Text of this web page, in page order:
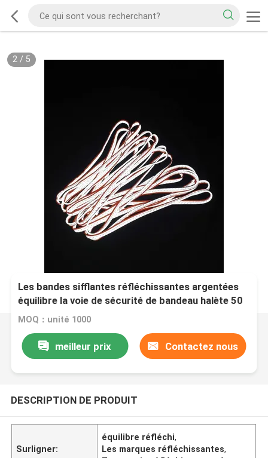
2/ 5
Les bandes sifflantes réfléchissantes argentées
équilibre la voie de sécurité de bandeau halète 50
mètres 100 mètres
MOQ：unité 1000
meilleur prix Contactez nous
DESCRIPTION DE PRODUIT
Surligner:
équilibre réfléchi,
Les marques réfléchissantes,